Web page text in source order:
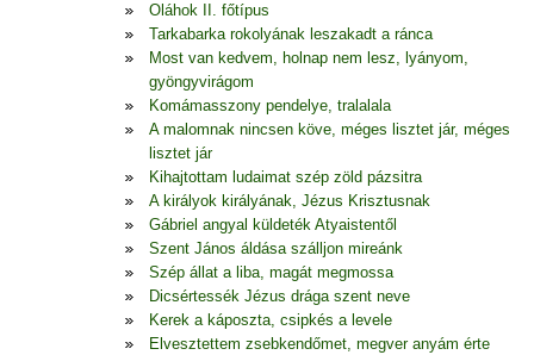
Oláhok II. főtípus
Tarkabarka rokolyának leszakadt a ránca
Most van kedvem, holnap nem lesz, lyányom,
gyöngyvirágom
Komámasszony pendelye, tralalala
A malomnak nincsen köve, méges lisztet jár, méges
lisztet jár
Kihajtottam ludaimat szép zöld pázsitra
A királyok királyának, Jézus Krisztusnak
Gábriel angyal küldeték Atyaistentől
Szent János áldása szálljon mireánk
Szép állat a liba, magát megmossa
Dicsértessék Jézus drága szent neve
Kerek a káposzta, csipkés a levele
Elvesztettem zsebkendőmet, megver anyám érte